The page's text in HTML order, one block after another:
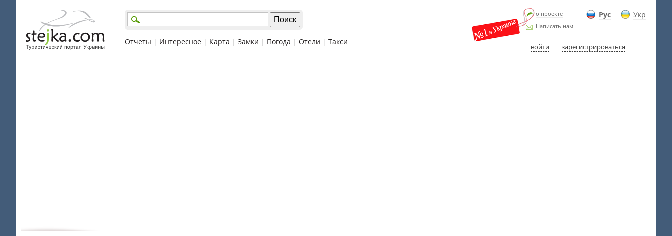
Рус Укр
о проекте
Написать нам
войти зарегистрироваться
Отчеты | Интересное | Карта | Замки | Погода | Отели | Такси